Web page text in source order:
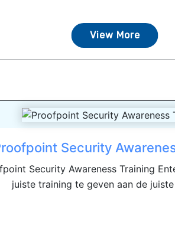
View More
Security
Security Awareness Training
juiste training te geven aan de juiste